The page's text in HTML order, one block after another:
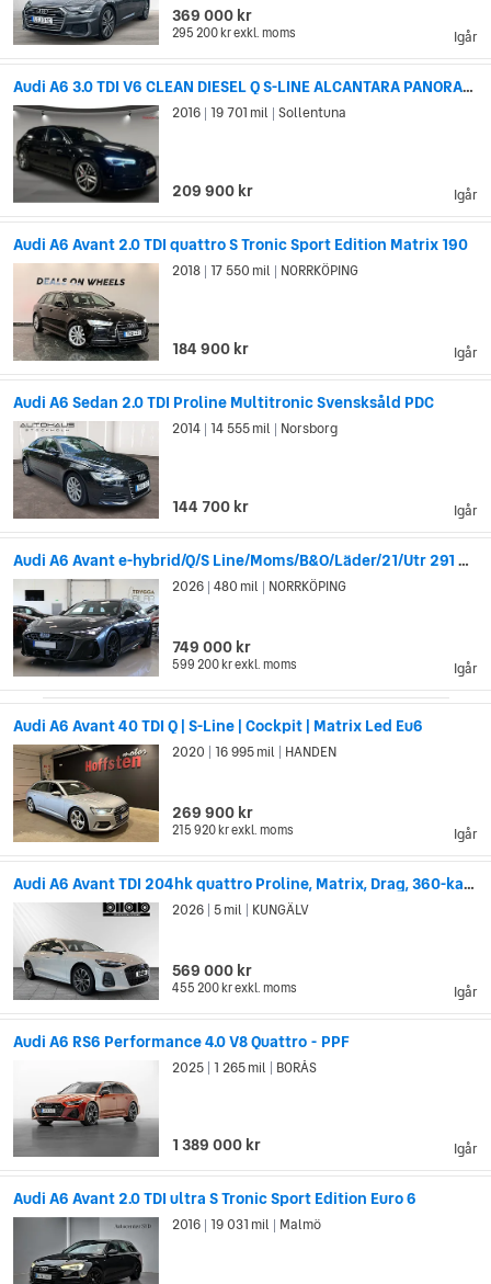
Igår
369 000 kr
295 200 krexkl. moms
Audi A6 3.0 TDI V6 CLEAN DIESEL Q S-LINE ALCANTARA PANORAMA
Igår
2016 19 701 mil Sollentuna
209 900 kr
Audi A6 Avant 2.0 TDI quattro S Tronic Sport Edition Matrix 190
Igår
2018 17 550 mil NORRKÖPING
184 900 kr
Audi A6 Sedan 2.0 TDI Proline Multitronic Svensksåld PDC
Igår
2014 14 555 mil Norsborg
144 700 kr
Audi A6 Avant e-hybrid/Q/S Line/Moms/B&O/Läder/21/Utr 291 200:-
Igår
2026 480 mil NORRKÖPING
749 000 kr
599 200 krexkl. moms
Audi A6 Avant 40 TDI Q | S-Line | Cockpit | Matrix Led Eu6
Igår
2020 16 995 mil HANDEN
269 900 kr
215 920 krexkl. moms
Audi A6 Avant TDI 204hk quattro Proline, Matrix, Drag, 360-kamer
Igår
2026 5 mil KUNGÄLV
569 000 kr
455 200 krexkl. moms
Audi A6 RS6 Performance 4.0 V8 Quattro - PPF
Igår
2025 1 265 mil BORÅS
1 389 000 kr
Audi A6 Avant 2.0 TDI ultra S Tronic Sport Edition Euro 6
2016 19 031 mil Malmö